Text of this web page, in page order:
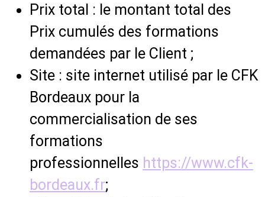
Prix total : le montant total des
Prix cumulés des formations
demandées par le Client ;
Site : site internet utilisé par le CFK
Bordeaux pour la
commercialisation de ses
formations
professionnelles https://www.cfk-
bordeaux.fr;